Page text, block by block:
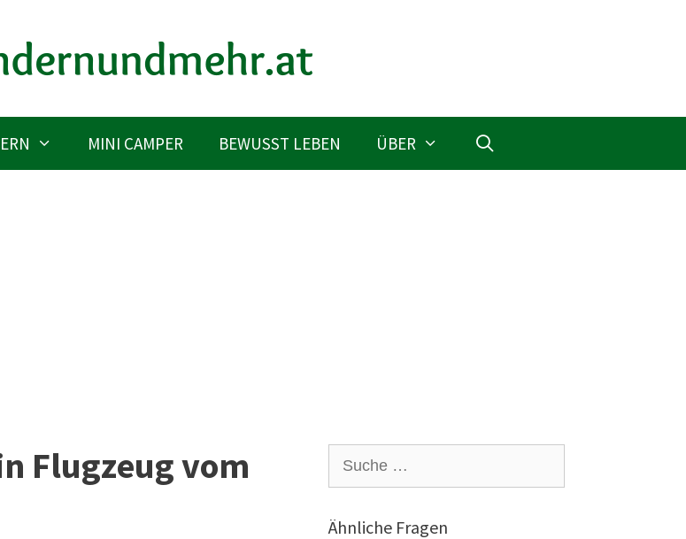
MINI CAMPER BEWUSST LEBEN ÜBER
Flugzeug vom
nach:
Ähnliche Fragen